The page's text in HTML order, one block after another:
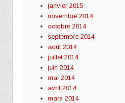
janvier 2015
novembre 2014
octobre 2014
septembre 2014
août 2014
juillet 2014
juin 2014
mai 2014
avril 2014
mars 2014